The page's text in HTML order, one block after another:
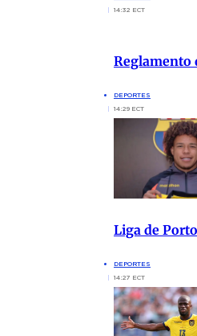
14:32 ECT
Reglamento
DEPORTES
14:29 ECT
Liga de
DEPORTES
14:27 ECT